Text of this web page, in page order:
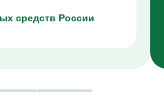
средств России